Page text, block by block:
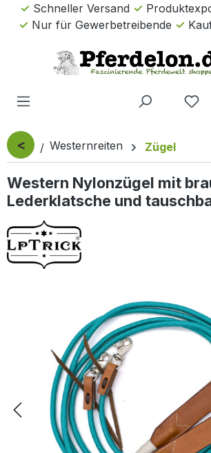
Zum Hauptinhalt springen
Schneller Versand
Nur für Gewerbetreibende
< Westernreiten Zügel
Western Nylonzügel mit
Lederklatsche und
Bildergalerie überspringen